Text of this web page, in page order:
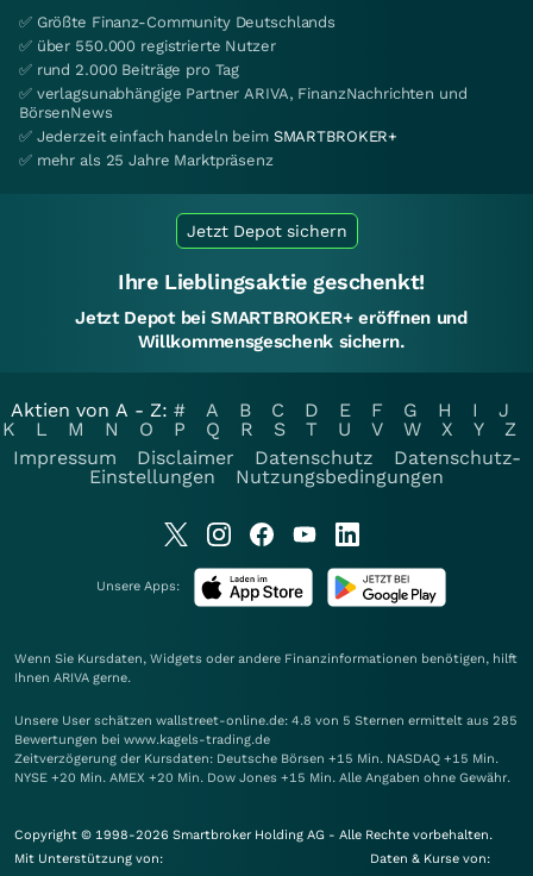
✅ Größte Finanz-Community Deutschlands
✅ über 550.000 registrierte Nutzer
✅ rund 2.000 Beiträge pro Tag
✅ verlagsunabhängige Partner ARIVA, FinanzNachrichten und
BörsenNews
✅ Jederzeit einfach handeln beim SMARTBROKER+
✅ mehr als 25 Jahre Marktpräsenz
Jetzt Depot sichern
Ihre Lieblingsaktie geschenkt!
Jetzt Depot bei SMARTBROKER+ eröffnen und
Willkommensgeschenk sichern.
Aktien von A - Z: # A B C D E F G H I
J
K
L M N O P Q R S T U V W X Y
Z
Impressum
Disclaimer Datenschutz
Datenschutz-
Einstellungen
Nutzungsbedingungen
Unsere Apps:
Wenn Sie Kursdaten, Widgets oder andere Finanzinformationen benötigen, hilft
Ihnen ARIVA gerne.
Unsere User schätzen wallstreet-online.de: 4.8 von 5 Sternen ermittelt aus 285
Bewertungen bei www.kagels-trading.de
Zeitverzögerung der Kursdaten: Deutsche Börsen +15 Min. NASDAQ +15 Min.
NYSE +20 Min. AMEX +20 Min. Dow Jones +15 Min. Alle Angaben ohne Gewähr.
Copyright © 1998-2026 Smartbroker Holding AG - Alle Rechte vorbehalten.
Mit Unterstützung von:
Daten & Kurse von: